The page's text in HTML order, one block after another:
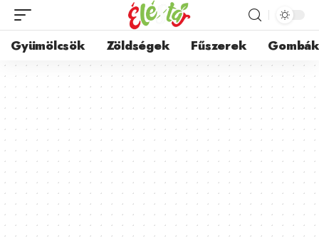
Gyümölcsök Zöldségek Fűszerek Gombák